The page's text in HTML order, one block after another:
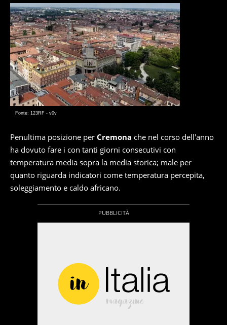
Fonte: 123RF - v0v
Penultima posizione per Cremona che nel corso dell'anno
ha dovuto fare i con tanti giorni consecutivi con
temperatura media sopra la media storica; male per
quanto riguarda indicatori come temperatura percepita,
soleggiamento e caldo africano.